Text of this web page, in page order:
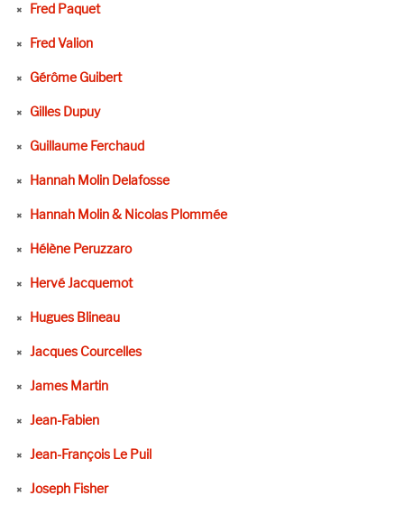
Fred Paquet
Fred Valion
Gérôme Guibert
Gilles Dupuy
Guillaume Ferchaud
Hannah Molin Delafosse
Hannah Molin & Nicolas Plommée
Hélène Peruzzaro
Hervé Jacquemot
Hugues Blineau
Jacques Courcelles
James Martin
Jean-Fabien
Jean-François Le Puil
Joseph Fisher